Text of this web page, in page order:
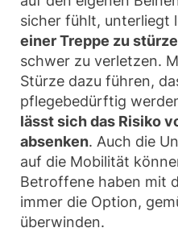
sicher fühlt, unterliegt
einer Treppe zu
schwer zu verletzen.
Stürze dazu führen,
pflegebedürftig
lässt sich das Risiko
absenken. Auch die
auf die Mobilität
Betroffene haben mit
immer die Option,
überwinden.